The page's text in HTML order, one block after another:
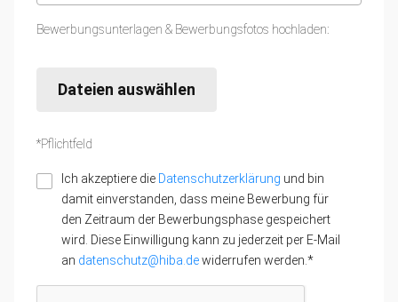
Bewerbungsunterlagen & Bewerbungsfotos hochladen:
Dateien auswählen
*Pflichtfeld
Ich akzeptiere die Datenschutzerklärung und bin
damit einverstanden, dass meine Bewerbung für
den Zeitraum der Bewerbungsphase gespeichert
wird. Diese Einwilligung kann zu jederzeit per E-Mail
an datenschutz@hiba.dewiderrufen werden.*